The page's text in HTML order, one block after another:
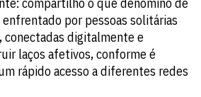
por pessoas solitárias
conectadas digitalmente e
laços afetivos, conforme é
rápido acesso a diferentes redes